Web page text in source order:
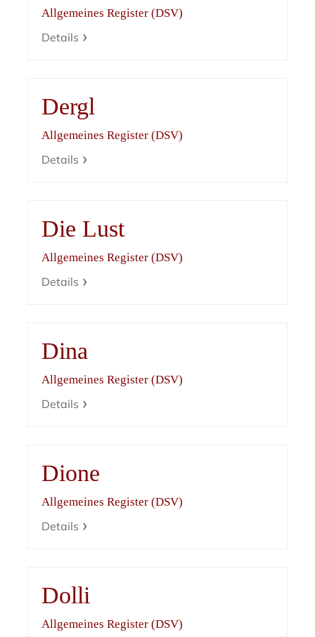
Allgemeines Register (DSV)
Details
Dergl
Allgemeines Register (DSV)
Details
Die Lust
Allgemeines Register (DSV)
Details
Dina
Allgemeines Register (DSV)
Details
Dione
Allgemeines Register (DSV)
Details
Dolli
Allgemeines Register (DSV)